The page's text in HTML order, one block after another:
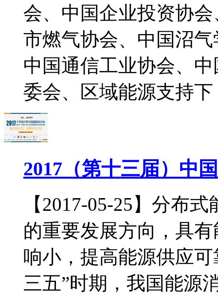
会、中国企业投资协
市燃气协会、中国沼
中国通信工业协会、
委会、区域能源支持下
2017（第十三届）中
【2017-05-25】分布
的重要发展方向，具
响小，提高能源供应
三五”时期，我国能源